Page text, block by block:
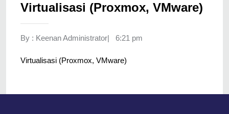
Virtualisasi (Proxmox, VMware)
By : Keenan Administrator 6:21 pm
Virtualisasi (Proxmox, VMware)